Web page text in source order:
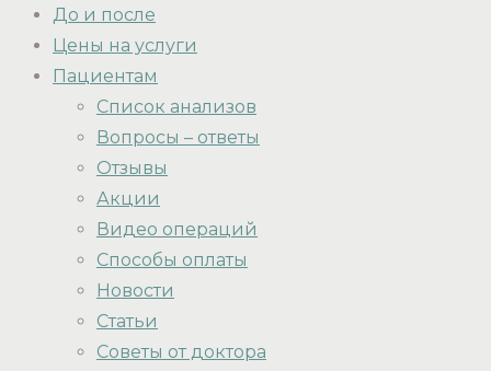
До и после
Цены на услуги
Пациентам
Список анализов
Вопросы – ответы
Отзывы
Акции
Видео операций
Способы оплаты
Новости
Статьи
Советы от доктора